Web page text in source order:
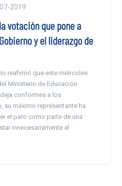
2019
votación que pone a
y el liderazgo de
reafirmó que este miércoles
Ministerio de Educación.
conformes a los
su máximo representante ha
el paro como parte de una
innecesariamente el